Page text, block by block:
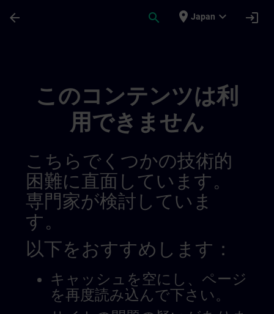
arrow_back search place Japan expand_more login
このコンテンツは利
用できません
こちらでくつかの技術的
困難に直面しています。
専門家が検討していま
す。
以下をおすすめします：
キャッシュを空にし、ページ
を再度読み込んで下さい。